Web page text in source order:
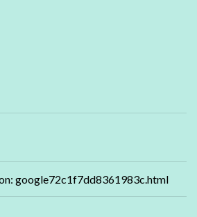
google72c1f7dd8361983c.html